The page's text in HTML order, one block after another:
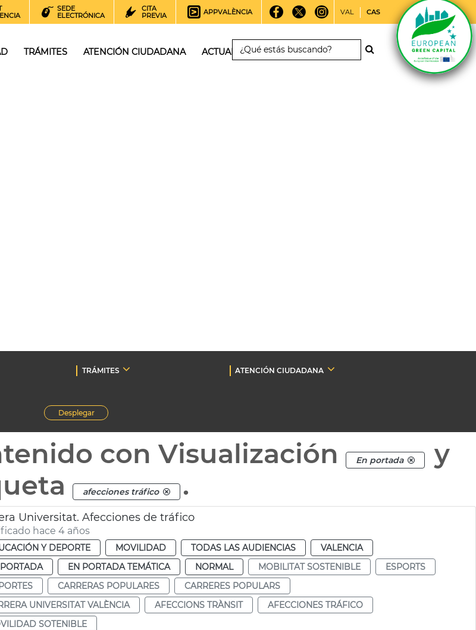
SEDE
ELECTRÓNICA
CITA
PREVIA
APPVALÈNCIA VAL CAS
TRÁMITES ATENCIÓN CIUDADANA ACTUALIDAD
TRÁMITES
ATENCIÓN CIUDADANA
Desplegar
con Visualización En portada
y
afecciones tráfico .
Universitat. Afecciones de tráfico
hace 4 años
Y DEPORTE MOVILIDAD TODAS LAS AUDIENCIAS
VALENCIA
EN PORTADA TEMÁTICA NORMAL MOBILITAT SOSTENIBLE
ESPORTS
CARRERAS POPULARES
CARRERES POPULARS
UNIVERSITAT VALÈNCIA
AFECCIONS TRÀNSIT
AFECCIONES TRÁFICO
SOTENIBLE